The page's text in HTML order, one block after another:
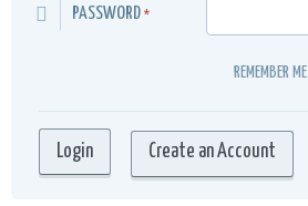
PASSWORD *
REMEMBER ME
Create an Account